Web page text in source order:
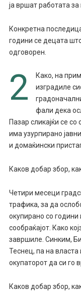
ја вршат работата за
Конкретна
години се децата
одговорен.
2
Како, на
изградиле
фали дека
Пазар сликајќи се
има узурпирано
и домаќински
Каков добар збор,
Четири месеци
трафика, за да
окупирано со години
сообраќајот. Како
завршиле. Синким,
Теснец, па на
окупаторот да си го
Каков добар збор,